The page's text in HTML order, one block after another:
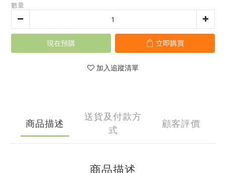
數量
現在預購 立即購買
加入追蹤清單
商品描述
送貨及付款方
式
顧客評價
商品描述